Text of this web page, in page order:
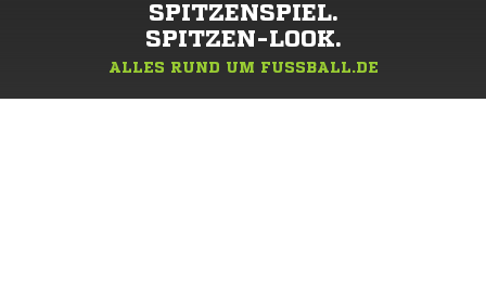
SPITZENSPIEL.
SPITZEN-LOOK.
ALLES RUND UM FUSSBALL.DE